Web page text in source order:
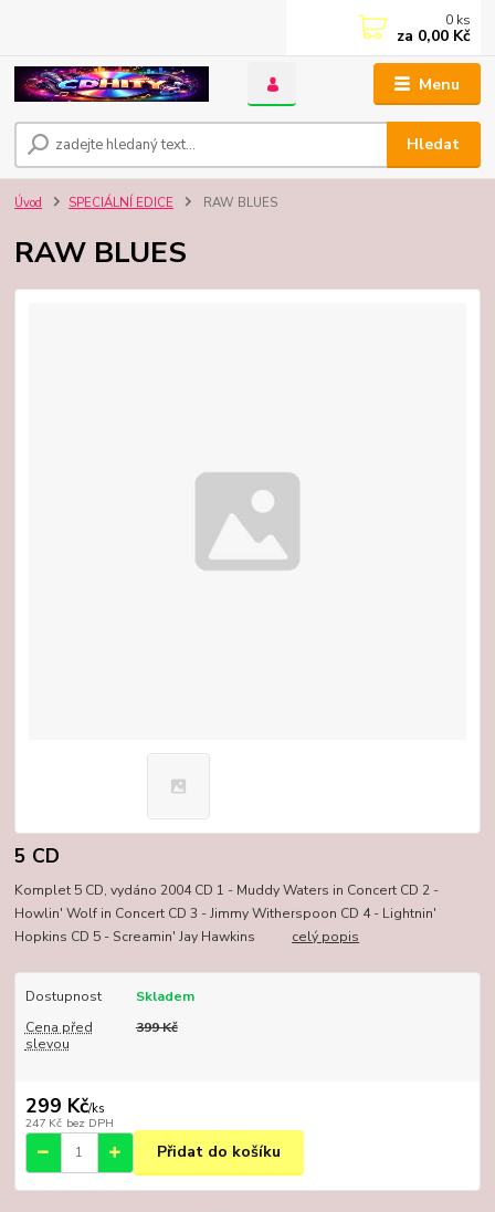
Menu
Hledat
0 ks
za 0,00 Kč
Úvod SPECIÁLNÍ EDICE RAW BLUES
RAW BLUES
5 CD
Komplet 5 CD, vydáno 2004 CD 1 - Muddy Waters in Concert CD 2 -
Howlin' Wolf in Concert CD 3 - Jimmy Witherspoon CD 4 - Lightnin'
Hopkins CD 5 - Screamin' Jay Hawkins celý popis
Dostupnost
Skladem
Cena před
slevou
399 Kč
299 Kč/ks
247 Kč bez DPH
Přidat do košíku